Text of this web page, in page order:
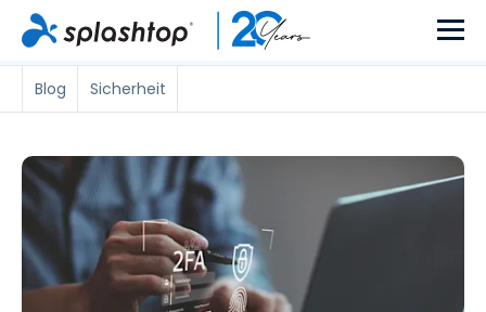
Blog Sicherheit